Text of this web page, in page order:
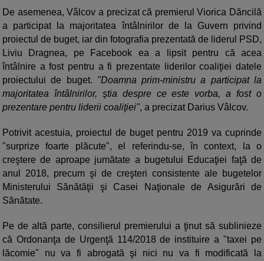
De asemenea, Vâlcov a precizat că premierul Viorica Dăncilă
a participat la majoritatea întâlnirilor de la Guvern privind
proiectul de buget, iar din fotografia prezentată de liderul PSD,
Liviu Dragnea, pe Facebook ea a lipsit pentru că acea
întâlnire a fost pentru a fi prezentate liderilor coaliţiei datele
proiectului de buget. "Doamna prim-ministru a participat la
majoritatea întâlnirilor, ştia despre ce este vorba, a fost o
prezentare pentru liderii coaliţiei", a precizat Darius Vâlcov.
Potrivit acestuia, proiectul de buget pentru 2019 va cuprinde
"surprize foarte plăcute", el referindu-se, în context, la o
creştere de aproape jumătate a bugetului Educaţiei faţă de
anul 2018, precum şi de creşteri consistente ale bugetelor
Ministerului Sănătăţii şi Casei Naţionale de Asigurări de
Sănătate.
Pe de altă parte, consilierul premierului a ţinut să sublinieze
că Ordonanţa de Urgenţă 114/2018 de instituire a "taxei pe
lăcomie" nu va fi abrogată şi nici nu va fi modificată la